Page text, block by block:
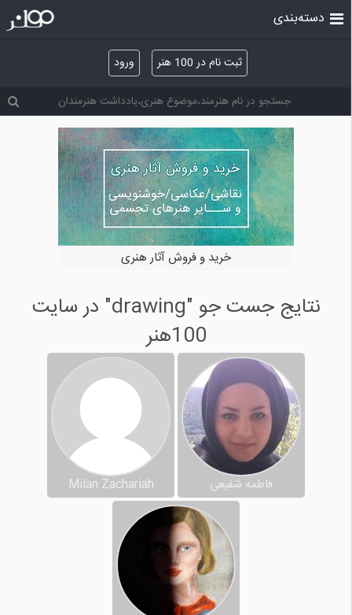
ثبت نام در 100 هنر ورود
دسته‌بندی
خرید و فروش آثار هنری
نتایج جست جو "drawing" در سایت
100هنر
فاطمه شفیعی Milan Zachariah